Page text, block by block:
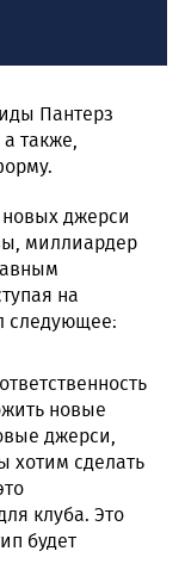
Пантерз
также,
джерси
миллиардер
на
следующее:
новые
джерси,
хотим сделать
клуба. Это
будет